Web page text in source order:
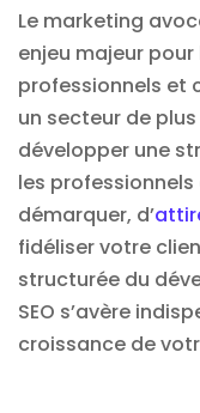
Le marketing
enjeu majeur
professionnels et
un secteur de
développer une
les
démarquer, d’
fidéliser votre
structurée du
SEO s’avère
croissance de